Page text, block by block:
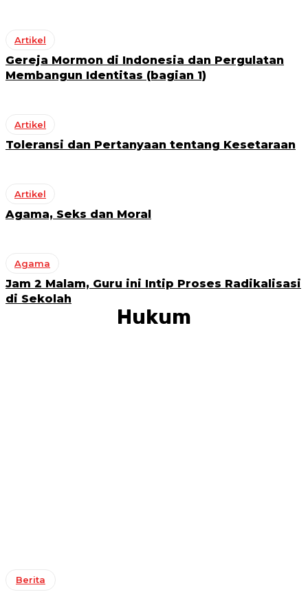
Artikel
Gereja Mormon di Indonesia dan Pergulatan
Membangun Identitas (bagian 1)
Artikel
Toleransi dan Pertanyaan tentang Kesetaraan
Artikel
Agama, Seks dan Moral
Agama
Jam 2 Malam, Guru ini Intip Proses Radikalisasi
di Sekolah
Hukum
Berita